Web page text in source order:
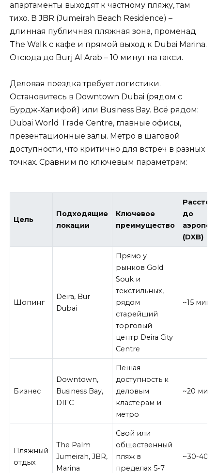
апартаменты выходят к частному пляжу, там
тихо. В JBR (Jumeirah Beach Residence) –
длинная публичная пляжная зона, променад
The Walk с кафе и прямой выход к Dubai Marina.
Отсюда до Burj Al Arab – 10 минут на такси.
Деловая поездка требует логистики.
Остановитесь в Downtown Dubai (рядом с
Бурдж-Халифой) или Business Bay. Всё рядом:
Dubai World Trade Centre, главные офисы,
презентационные залы. Метро в шаговой
доступности, что критично для встреч в разных
точках. Сравним по ключевым параметрам:
Цель
Подходящие
локации
Ключевое
преимущество
до
(DXB)
Шопинг
Deira, Bur
Dubai
Прямо у
рынков Gold
Souk и
текстильных,
рядом
старейший
торговый
центр Deira City
Centre
~15 мин
Бизнес
Downtown,
Business Bay,
DIFC
Пешая
доступность к
деловым
кластерам и
метро
~20 мин
Пляжный
отдых
The Palm
Jumeirah, JBR,
Marina
Свой или
общественный
пляж в
пределах 5-7
~30-40